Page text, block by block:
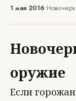
1 мая 2016•
оружие
Если